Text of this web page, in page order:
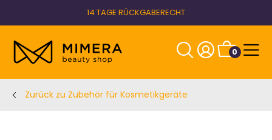
14 TAGE RÜCKGABERECHT
0
Zurück zu Zubehör für Kosmetikgeräte